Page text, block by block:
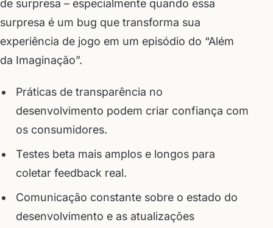
de surpresa – especialmente quando essa
surpresa é um bug que transforma sua
experiência de jogo em um episódio do “Além
da Imaginação”.
Práticas de transparência no
desenvolvimento podem criar confiança com
os consumidores.
Testes beta mais amplos e longos para
coletar feedback real.
Comunicação constante sobre o estado do
desenvolvimento e as atualizações